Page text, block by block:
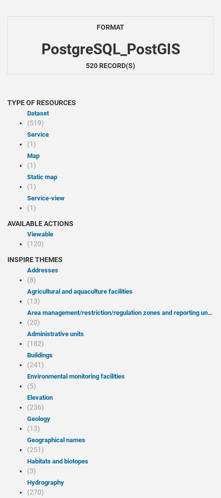
FORMAT
PostgreSQL_PostGIS
520 RECORD(S)
TYPE OF RESOURCES
Dataset
(519)
Service
(1)
Map
(1)
Static map
(1)
service-view
(1)
AVAILABLE ACTIONS
Viewable
(120)
INSPIRE THEMES
Addresses
(8)
Agricultural and aquaculture facilities
(13)
Area management/restriction/regulation zones and reporting units
(20)
Administrative units
(182)
Buildings
(241)
Environmental monitoring facilities
(5)
Elevation
(236)
Geology
(13)
Geographical names
(251)
Habitats and biotopes
(3)
Hydrography
(270)